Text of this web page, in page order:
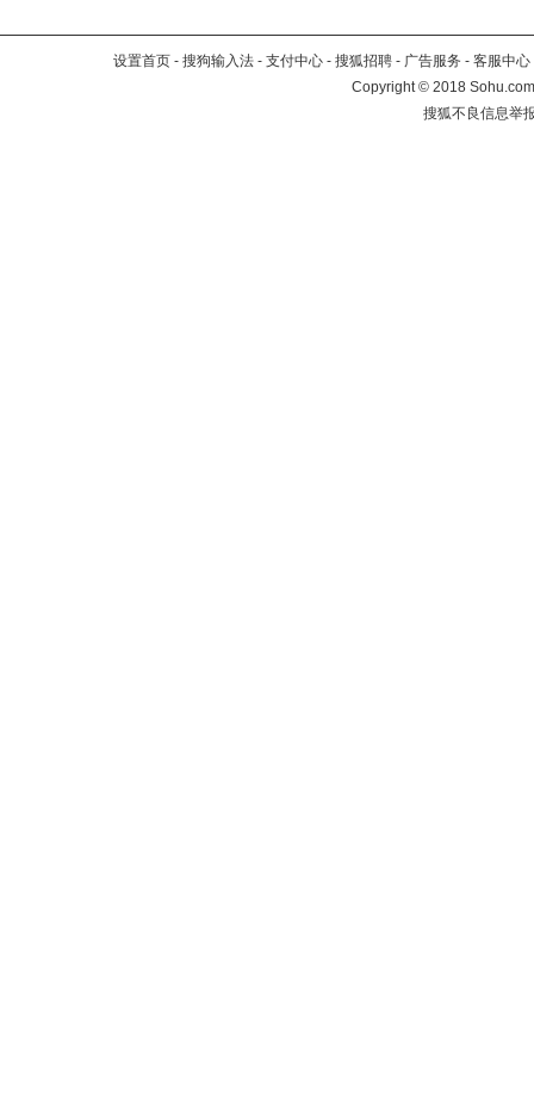
设置首页 - 搜狗输入法 - 支付中心 - 搜狐招聘 - 广告服务 - 客服中心
Copyright©2018
搜狐不良信息举